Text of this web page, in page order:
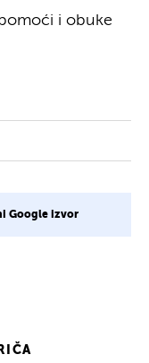
i obuke
Google izvor